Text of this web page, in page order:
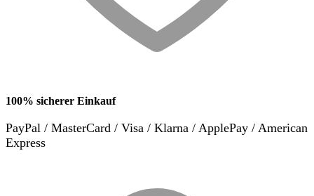
100% sicherer Einkauf
PayPal / MasterCard / Visa / Klarna / ApplePay / American
Express